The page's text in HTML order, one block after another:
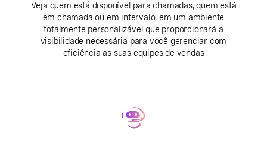
Veja quem está disponível para chamadas, quem está
em chamada ou em intervalo, em um ambiente
totalmente personalizável que proporcionará a
visibilidade necessária para você gerenciar com
eficiência as suas equipes de vendas